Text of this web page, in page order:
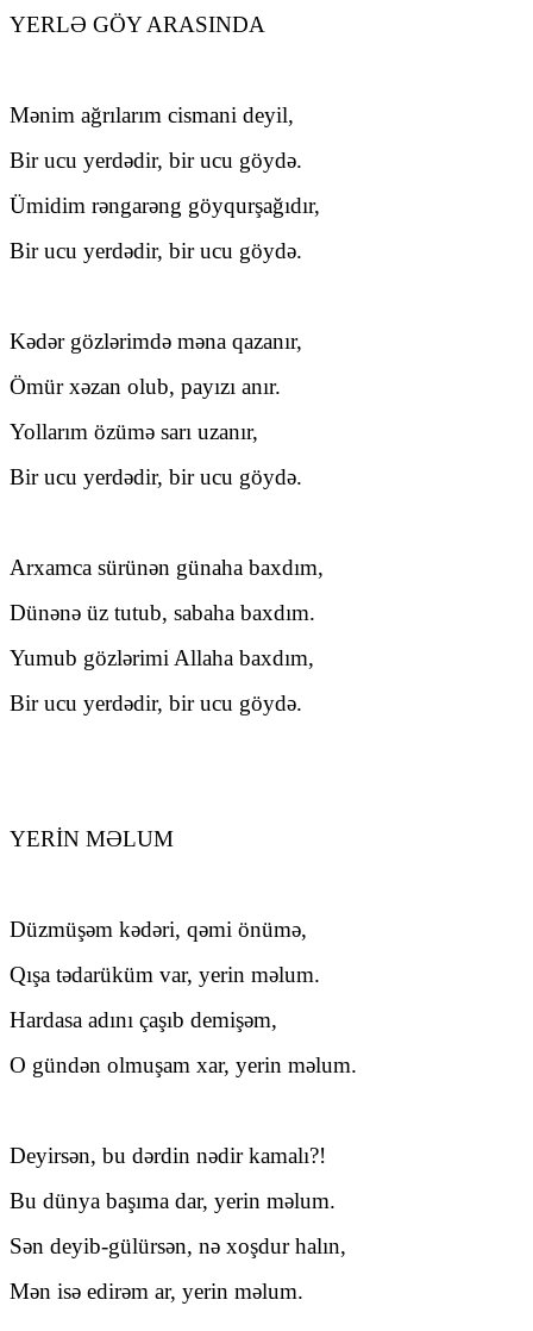
YERLƏ GÖY ARASINDA
Mənim ağrılarım cismani deyil,
Bir ucu yerdədir, bir ucu göydə.
Ümidim rəngarəng göyqurşağıdır,
Bir ucu yerdədir, bir ucu göydə.
Kədər gözlərimdə məna qazanır,
Ömür xəzan olub, payızı anır.
Yollarım özümə sarı uzanır,
Bir ucu yerdədir, bir ucu göydə.
Arxamca sürünən günaha baxdım,
Dünənə üz tutub, sabaha baxdım.
Yumub gözlərimi Allaha baxdım,
Bir ucu yerdədir, bir ucu göydə.
YERİN MƏLUM
Düzmüşəm kədəri, qəmi önümə,
Qışa tədarüküm var, yerin məlum.
Hardasa adını çaşıb demişəm,
O gündən olmuşam xar, yerin məlum.
Deyirsən, bu dərdin nədir kamalı?!
Bu dünya başıma dar, yerin məlum.
Sən deyib-gülürsən, nə xoşdur halın,
Mən isə edirəm ar, yerin məlum.